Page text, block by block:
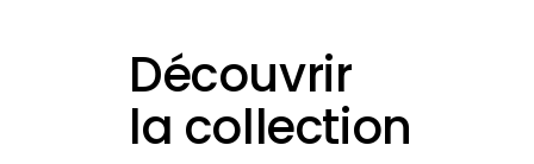
Découvrir
la collection